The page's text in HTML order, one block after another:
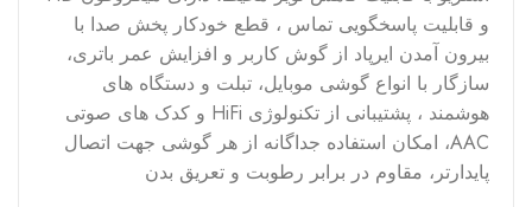
و قابلیت پاسخگویی تماس ، قطع خودکار پخش صدا با
بیرون آمدن ایرپاد از گوش کاربر و افزایش عمر باتری،
سازگار با انواع گوشی موبایل، تبلت و دستگاه های
هوشمند ، پشتیبانی از تکنولوژی HiFi و کدک های صوتی
AAC، امکان استفاده جداگانه از هر گوشی جهت اتصال
پایدارتر، مقاوم در برابر رطوبت و تعریق بدن